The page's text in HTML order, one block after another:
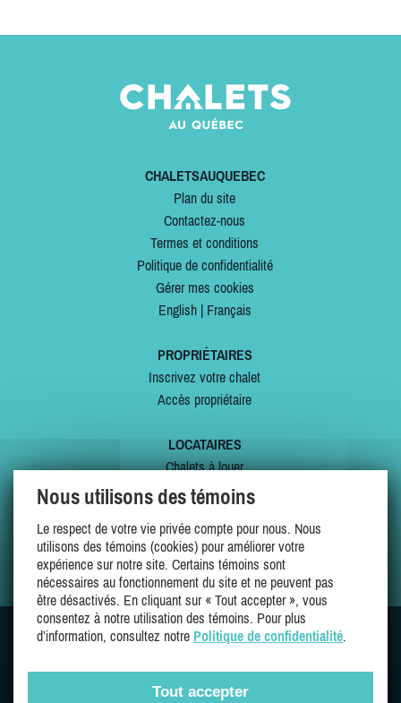
CHALETSAUQUEBEC
Plan du site
Contactez-nous
Termes et conditions
Politique de confidentialité
Gérer mes cookies
English| Français
PROPRIÉTAIRES
Inscrivez votre chalet
Accès propriétaire
LOCATAIRES
Chalets à louer
Chalets à vendre
Offres spéciales
Mes favoris
SUIVEZ-NOUS SUR
Nous utilisons des témoins
Le respect de votre vie privée compte pour nous. Nous
utilisons des témoins (cookies) pour améliorer votre
expérience sur notre site. Certains témoins sont
nécessaires au fonctionnement du site et ne peuvent pas
être désactivés. En cliquant sur « Tout accepter », vous
consentez à notre utilisation des témoins. Pour plus
d’information, consultez notre Politique de confidentialité.
Tout accepter